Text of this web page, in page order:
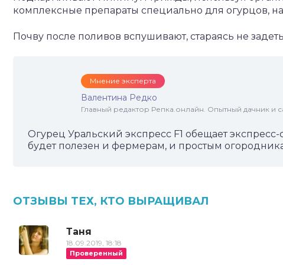
комплексные препараты специально для огурцов,
Почву после поливов вспушивают, стараясь не
Мнение эксперта
Валентина Редко
Главный редактор Репка.онлайн. Опытный дачник и
Огурец Уральский экспресс F1 обещает
будет полезен и фермерам, и простым
ОТЗЫВЫ ТЕХ, КТО ВЫРАЩИВАЛ
Таня
18.09.2019, 18:18
Проверенный